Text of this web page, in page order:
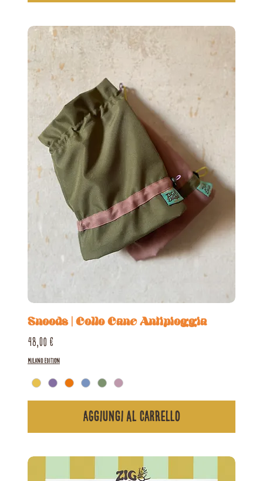
Snoods | Collo Cane Antipioggia
Prezzo
48,00 €
Milano Edition
Aggiungi al carrello